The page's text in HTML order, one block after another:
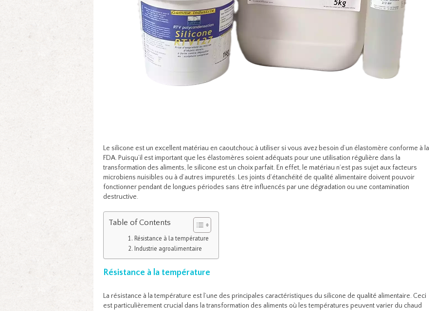
Le silicone est un excellent matériau en caoutchouc à utiliser si vous avez besoin d’un élastomère conforme à la
FDA. Puisqu’il est important que les élastomères soient adéquats pour une utilisation régulière dans la
transformation des aliments, le silicone est un choix parfait. En effet, le matériau n’est pas sujet aux facteurs
microbiens nuisibles ou à d’autres impuretés. Les joints d’étanchéité de qualité alimentaire doivent pouvoir
fonctionner pendant de longues périodes sans être influencés par une dégradation ou une contamination
destructive.
Table of Contents
Résistance à la température
Industrie agroalimentaire
Résistance à la température
La résistance à la température est l’une des principales caractéristiques du silicone de qualité alimentaire. Ceci
est particulièrement crucial dans la transformation des aliments où les températures peuvent varier du chaud